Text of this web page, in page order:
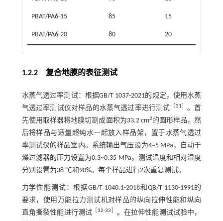
PBAT/PA6-15 85 15
PBAT/PA6-20 80 20
1.2.2 复合地膜的表征测试
水蒸气透过率测试：根据GB/T 1037-2021的规定，使用水蒸
气透过率测试仪对样品的水蒸气透过率进行测试 ［31］ 。首
先使用取样器将地膜切割成面积为33.2 cm2 的圆形样品，然
后将样品与适量超纯水一起放入样品架，置于水蒸气透过
率测试仪的样品室内。系统输出气压设为4~5 MPa，自动干
燥过滤器的压力设置为0.3~0.35 MPa。测试温度和相对湿度
分别设置为38 ℃和90%。每个样品进行2次重复测试。
力学性能测试：根据GB/T 1040.1-2018和QB/T 1130-1991的
要求，使用万能拉力测试机对样品的纵向拉伸性能和纵向
直角撕裂性能进行测试 ［32-33］ 。在拉伸性能测试试验中，